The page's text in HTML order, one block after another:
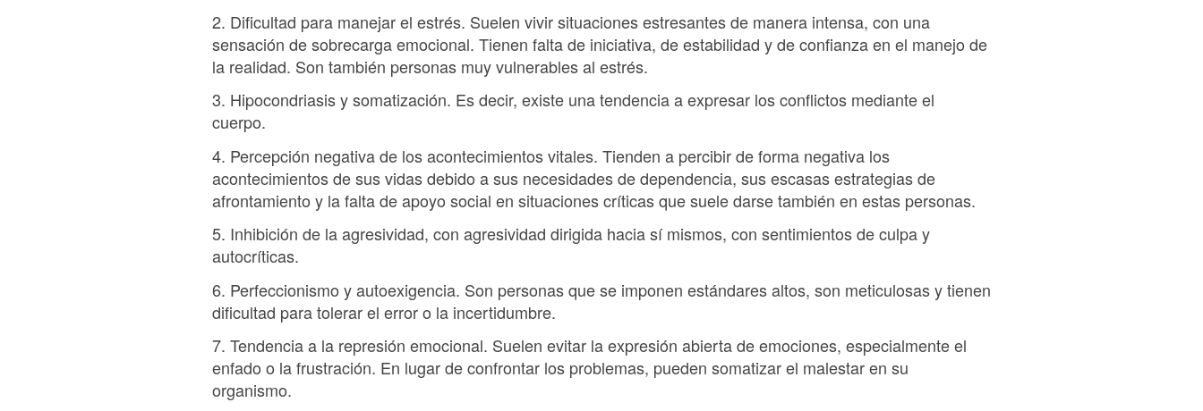
2. Dificultad para manejar el estrés. Suelen vivir situaciones estresantes de manera intensa, con una
sensación de sobrecarga emocional. Tienen falta de iniciativa, de estabilidad y de confianza en el manejo de
la realidad. Son también personas muy vulnerables al estrés.
3. Hipocondriasis y somatización. Es decir, existe una tendencia a expresar los conflictos mediante el
cuerpo.
4. Percepción negativa de los acontecimientos vitales. Tienden a percibir de forma negativa los
acontecimientos de sus vidas debido a sus necesidades de dependencia, sus escasas estrategias de
afrontamiento y la falta de apoyo social en situaciones críticas que suele darse también en estas personas.
5. Inhibición de la agresividad, con agresividad dirigida hacia sí mismos, con sentimientos de culpa y
autocríticas.
6. Perfeccionismo y autoexigencia. Son personas que se imponen estándares altos, son meticulosas y tienen
dificultad para tolerar el error o la incertidumbre.
7. Tendencia a la represión emocional. Suelen evitar la expresión abierta de emociones, especialmente el
enfado o la frustración. En lugar de confrontar los problemas, pueden somatizar el malestar en su
organismo.